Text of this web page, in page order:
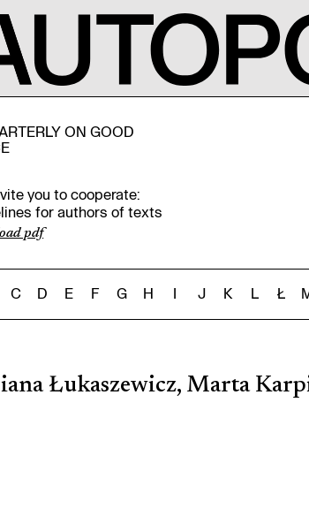
ON GOOD
you to cooperate:
for authors of texts
pdf
C D E F G H I J K L Ł
Łukaszewicz, Marta